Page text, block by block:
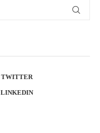
TWITTER
LINKEDIN